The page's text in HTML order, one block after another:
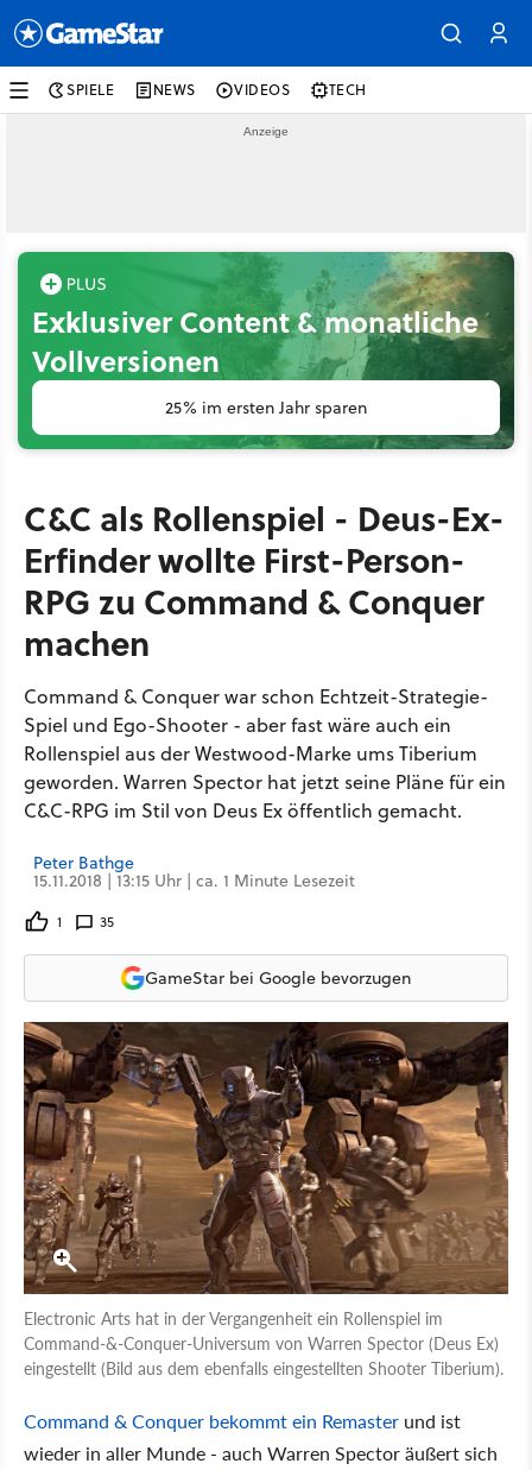
SPIELE NEWS VIDEOS TECH
Exklusiver Content & monatliche
Vollversionen
25% im ersten Jahr sparen
C&C als Rollenspiel - Deus-Ex-
Erfinder wollte First-Person-
RPG zu Command & Conquer
machen
Command & Conquer war schon Echtzeit-Strategie-
Spiel und Ego-Shooter - aber fast wäre auch ein
Rollenspiel aus der Westwood-Marke ums Tiberium
geworden. Warren Spector hat jetzt seine Pläne für ein
C&C-RPG im Stil von Deus Ex öffentlich gemacht.
Peter Bathge
15.11.2018 | 13:15 Uhr | ca. 1 Minute Lesezeit
1 35
GameStar bei Google bevorzugen
Electronic Arts hat in der Vergangenheit ein Rollenspiel im
Command-&-Conquer-Universum von Warren Spector (Deus Ex)
eingestellt (Bild aus dem ebenfalls eingestellten Shooter Tiberium).
Command & Conquer bekommt ein Remaster und ist
wieder in aller Munde - auch Warren Spector äußert sich